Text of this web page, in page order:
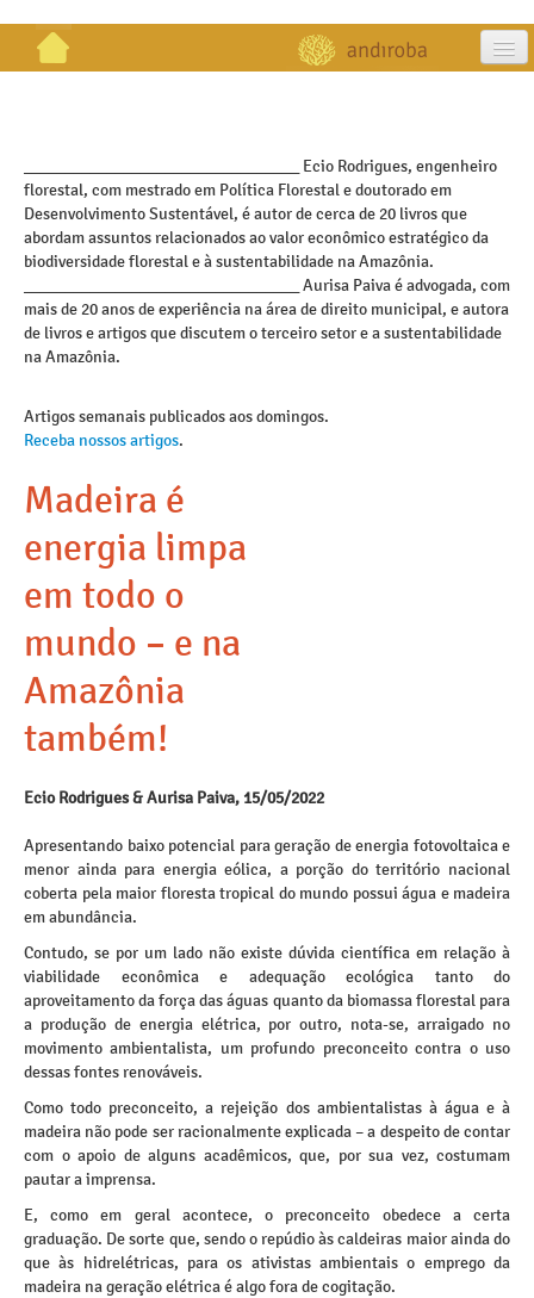
publicações
galeria
contato
_________________________________ Ecio Rodrigues, engenheiro
florestal, com mestrado em Política Florestal e doutorado em
Desenvolvimento Sustentável, é autor de cerca de 20 livros que
abordam assuntos relacionados ao valor econômico estratégico da
biodiversidade florestal e à sustentabilidade na Amazônia.
_________________________________ Aurisa Paiva é advogada, com
mais de 20 anos de experiência na área de direito municipal, e autora
de livros e artigos que discutem o terceiro setor e a sustentabilidade
na Amazônia.
Artigos semanais publicados aos domingos.
Receba nossos artigos.
Madeira é
energia limpa
em todo o
mundo – e na
Amazônia
também!
Ecio Rodrigues & Aurisa Paiva, 15/05/2022
Apresentando baixo potencial para geração de energia fotovoltaica e
menor ainda para energia eólica, a porção do território nacional
coberta pela maior floresta tropical do mundo possui água e madeira
em abundância.
Contudo, se por um lado não existe dúvida científica em relação à
viabilidade econômica e adequação ecológica tanto do
aproveitamento da força das águas quanto da biomassa florestal para
a produção de energia elétrica, por outro, nota-se, arraigado no
movimento ambientalista, um profundo preconceito contra o uso
dessas fontes renováveis.
Como todo preconceito, a rejeição dos ambientalistas à água e à
madeira não pode ser racionalmente explicada – a despeito de contar
com o apoio de alguns acadêmicos, que, por sua vez, costumam
pautar a imprensa.
E, como em geral acontece, o preconceito obedece a certa
graduação. De sorte que, sendo o repúdio às caldeiras maior ainda do
que às hidrelétricas, para os ativistas ambientais o emprego da
madeira na geração elétrica é algo fora de cogitação.